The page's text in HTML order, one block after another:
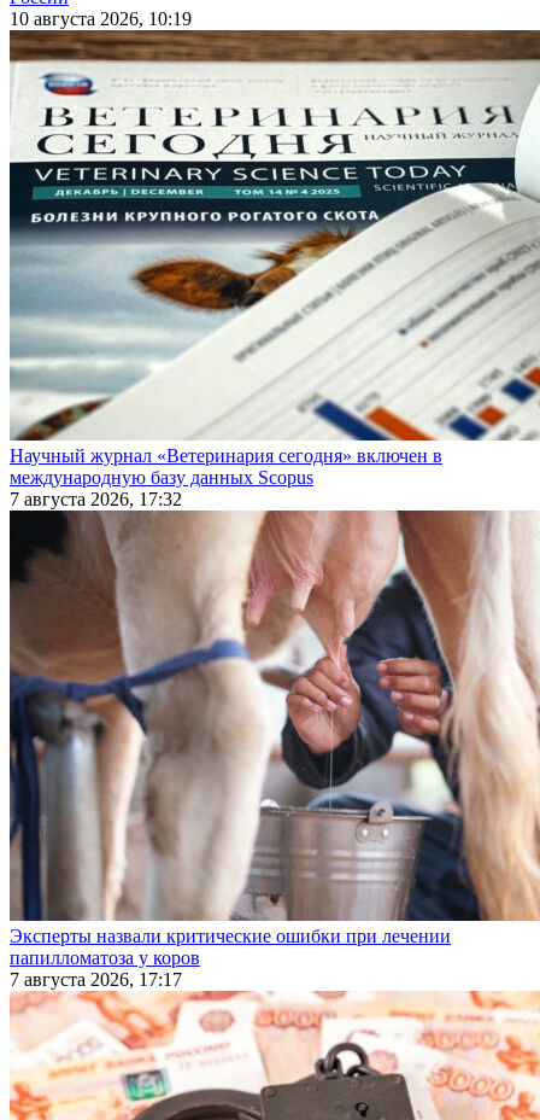
10 августа 2026, 10:19
Научный журнал «Ветеринария сегодня» включен в
международную базу данных Scopus
7 августа 2026, 17:32
Эксперты назвали критические ошибки при лечении
папилломатоза у коров
7 августа 2026, 17:17